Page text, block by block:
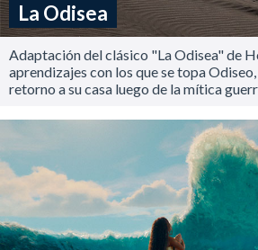
La Odisea
Adaptación del clásico "La Odisea" de
aprendizajes con los que se topa
retorno a su casa luego de la mítica